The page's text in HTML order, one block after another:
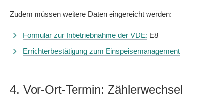
Zudem müssen weitere Daten eingereicht werden:
Formular zur Inbetriebnahme der VDE: E8
Errichterbestätigung zum Einspeisemanagement
4. Vor-Ort-Termin: Zählerwechsel